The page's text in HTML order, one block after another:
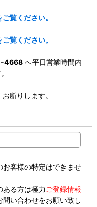
覧ください。
覧ください。
4668 へ平日営業時間内
断りします。
客様の特定はできませ
ある方は極力 ご登録情報
問い合わせをお願い致し